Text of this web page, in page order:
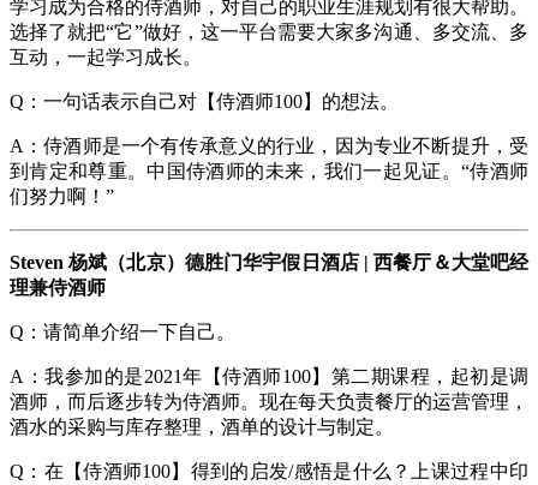
学习成为合格的侍酒师，对自己的职业生涯规划有很大帮助。
选择了就把“它”做好，这一平台需要大家多沟通、多交流、多
互动，一起学习成长。
Q：一句话表示自己对【侍酒师100】的想法。
A：侍酒师是一个有传承意义的行业，因为专业不断提升，受
到肯定和尊重。中国侍酒师的未来，我们一起见证。“侍酒师
们努力啊！”
Steven 杨斌（北京）德胜门华宇假日酒店 | 西餐厅＆大堂吧经
理兼侍酒师
Q：请简单介绍一下自己。
A：我参加的是2021年【侍酒师100】第二期课程，起初是调
酒师，而后逐步转为侍酒师。现在每天负责餐厅的运营管理，
酒水的采购与库存整理，酒单的设计与制定。
Q：在【侍酒师100】得到的启发/感悟是什么？上课过程中印